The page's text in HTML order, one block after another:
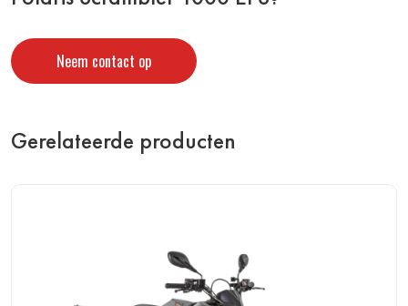
Neem contact op
Gerelateerde producten